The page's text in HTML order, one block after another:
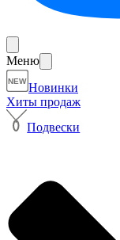
Меню
NEW Новинки
Хиты продаж
Подвески